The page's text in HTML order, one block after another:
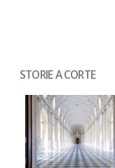
STORIE A CORTE